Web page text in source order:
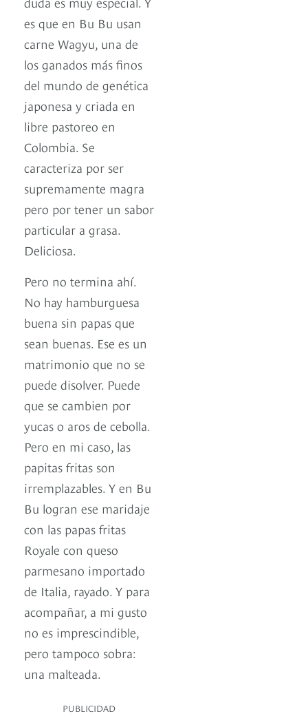
es que en Bu Bu usan
carne Wagyu, una de
los ganados más finos
del mundo de genética
japonesa y criada en
libre pastoreo en
Colombia. Se
caracteriza por ser
supremamente magra
pero por tener un sabor
particular a grasa.
Deliciosa.
Pero no termina ahí.
No hay hamburguesa
buena sin papas que
sean buenas. Ese es un
matrimonio que no se
puede disolver. Puede
que se cambien por
yucas o aros de cebolla.
Pero en mi caso, las
papitas fritas son
irremplazables. Y en Bu
Bu logran ese maridaje
con las papas fritas
Royale con queso
parmesano importado
de Italia, rayado. Y para
acompañar, a mi gusto
no es imprescindible,
pero tampoco sobra:
una malteada.
PUBLICIDAD